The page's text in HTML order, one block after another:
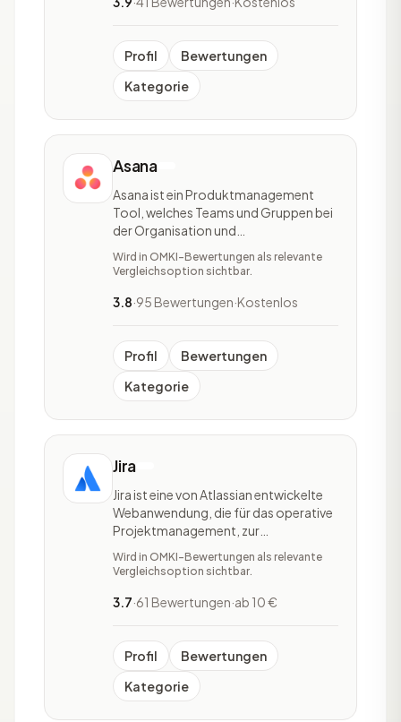
aufzustellen. Monday.com ist eine
Cloud-basi
Profil
Bewertungen
Kategorie
Asana
Asana ist ein Produktmanagement
Tool, welches Teams und Gruppen bei
der Organisation und
Aufgabenverteilung sowie der
Verfolgung ihrer Arbeit
geräteunabhängig nutzbar, wodurch
jederzeit abrufbar sind. Asana ist
vielfältig einsetzbar,
Wird in OMKI-Bewertungen als relevante
Vergleichsoption sichtbar.
3.8·95 Bewertungen·Kostenlos
Profil
Bewertungen
Kategorie
Jira
Jira ist eine von Atlassian entwickelte
Webanwendung, die für das operative
Projektmanagement, zur
Fehlerverwaltung und
Problembehandlung genutzt wird. Das
Softwareentwicklung und zum
Bereichen angewendet. Jira ist durch
die Vielzah
Wird in OMKI-Bewertungen als relevante
Vergleichsoption sichtbar.
3.7·61 Bewertungen·ab 10 €
Profil
Bewertungen
Kategorie